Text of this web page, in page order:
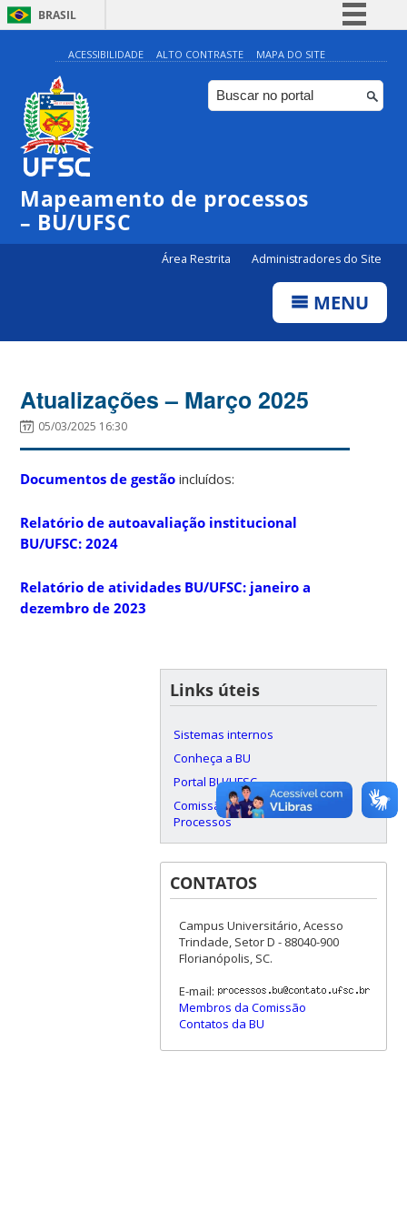
BRASIL
Simplifique!
Comunica BR
Participe
Canais
ACESSIBILIDADE ALTO CONTRASTE MAPA DO SITE
Mapeamento de processos
– BU/UFSC
Área Restrita Administradores do Site
MENU
Atualizações – Março 2025
05/03/2025 16:30
Documentos de gestãoincluídos:
Relatório de autoavaliação institucional
BU/UFSC: 2024
Relatório de atividades BU/UFSC: janeiro a
dezembro de 2023
Links úteis
Sistemas internos
Conheça a BU
Portal BU/UFSC
Comissão de Mapeamento de
Processos
CONTATOS
Campus Universitário, Acesso
Trindade, Setor D - 88040-900
Florianópolis, SC.
E-mail:
Membros da Comissão
Contatos da BU